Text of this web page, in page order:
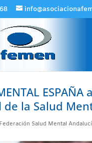
de la Salud
Federación Salud Mental